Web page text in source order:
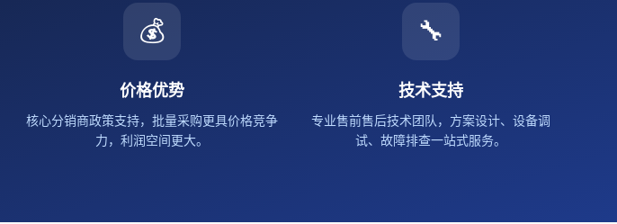
💰
价格优势
核心分销商政策支持，批量采购更具价格竞争
力，利润空间更大。
🔧
技术支持
专业售前售后技术团队，方案设计、设备调
试、故障排查一站式服务。